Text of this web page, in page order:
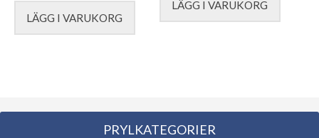
LÄGG I VARUKORG
LÄGG I VARUKORG
PRYLKATEGORIER